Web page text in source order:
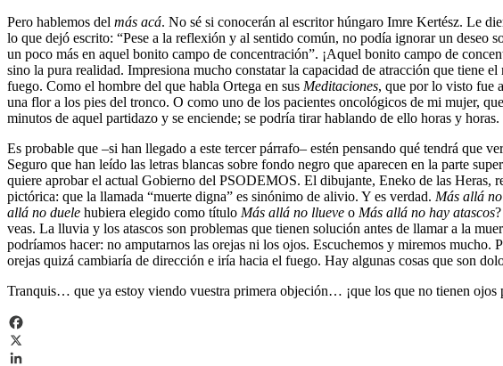
Pero hablemos del más acá. No sé si conocerán al escritor húngaro Imre Kertész. Le
lo que dejó escrito: “Pese a la reflexión y al sentido común, no podía ignorar un deseo
un poco más en aquel bonito campo de concentración”. ¡Aquel bonito campo de
sino la pura realidad. Impresiona mucho constatar la capacidad de atracción que tiene
fuego. Como el hombre del que habla Ortega en sus Meditaciones, que por lo visto fue
una flor a los pies del tronco. O como uno de los pacientes oncológicos de mi mujer,
minutos de aquel partidazo y se enciende; se podría tirar hablando de ello horas y horas.
Es probable que –si han llegado a este tercer párrafo– estén pensando qué tendrá
Seguro que han leído las letras blancas sobre fondo negro que aparecen en la parte
quiere aprobar el actual Gobierno del PSODEMOS. El dibujante, Eneko de las Heras,
pictórica: que la llamada “muerte digna” es sinónimo de alivio. Y es verdad. Más allá
allá no duele hubiera elegido como título Más allá no llueve o Más allá no hay atascos
veas. La lluvia y los atascos son problemas que tienen solución antes de llamar a la
podríamos hacer: no amputarnos las orejas ni los ojos. Escuchemos y miremos
orejas quizá cambiaría de dirección e iría hacia el fuego. Hay algunas cosas que son
Tranquis… que ya estoy viendo vuestra primera objeción… ¡que los que no tienen ojos
Facebook
X